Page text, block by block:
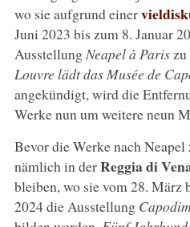
wo sie aufgrund einer
Juni 2023 bis zum 8. Januar
Ausstellung Neapel à Pariszu
Louvre lädt das Musée de
angekündigt, wird die
Werke nun um weitere neun
Bevor die Werke nach
nämlich in derReggia di
bleiben, wo sie vom 28. März
2024 die Ausstellung